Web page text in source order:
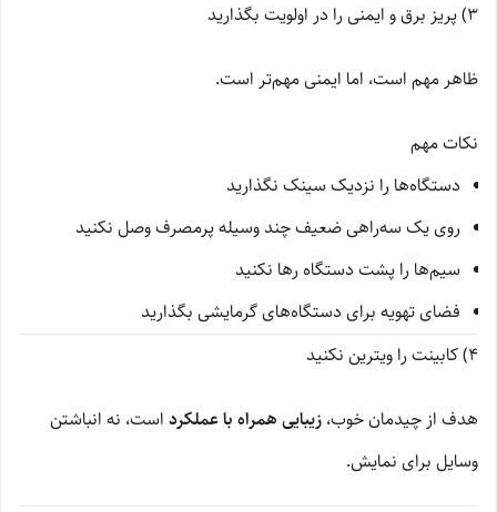
3) پریز برق و ایمنی را در اولویت بگذارید
ظاهر مهم است، اما ایمنی مهم‌تر است.
نکات مهم
دستگاه‌ها را نزدیک سینک نگذارید
روی یک سه‌راهی ضعیف چند وسیله پرمصرف وصل نکنید
سیم‌ها را پشت دستگاه رها نکنید
فضای تهویه برای دستگاه‌های گرمایشی بگذارید
4) کابینت را ویترین نکنید
هدف از چیدمان خوب، زیبایی همراه با عملکرد است، نه انباشتن
وسایل برای نمایش.